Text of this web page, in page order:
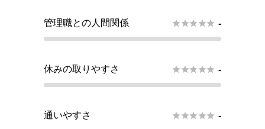
管理職との人間関係  -
休みの取りやすさ  -
通いやすさ  -